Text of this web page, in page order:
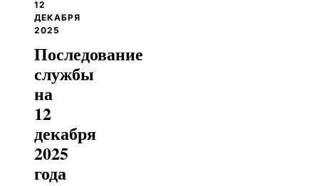
12
ДЕКАБРЯ
2025
Последование
службы
на
12
декабря
2025
года